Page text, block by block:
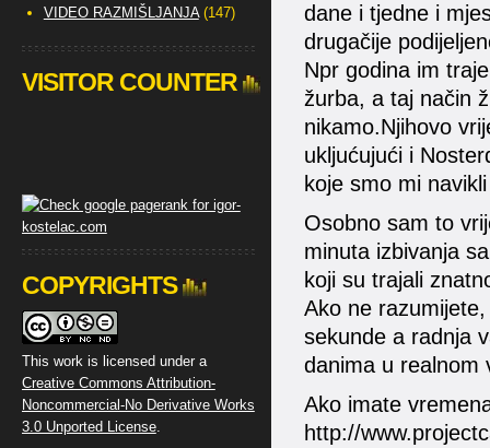
dane i tjedne i
drugačije
Npr godina im
žurba, a taj način
nikamo.Njihovo
ukljućujući i
koje smo mi
Osobno sam to
minuta izbivanja
koji su trajali
Ako ne
sekunde a radnja
danima u realnom
Ako imate
http://
VIDEO RAZMIŠLJANJA(147)
VISITOR COUNTER
COPYRIGHTS
This work is licensed under a
Creative Commons Attribution-
Noncommercial-No Derivative Works
3.0 Unported License.